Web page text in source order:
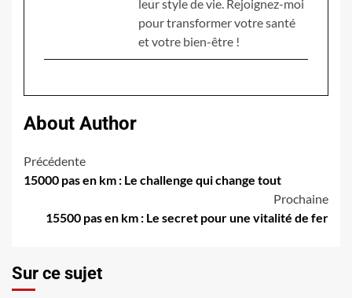
leur style de vie. Rejoignez-moi
pour transformer votre santé
et votre bien-être !
About Author
Navigation
Précédente
15000 pas en km : Le challenge qui change tout
Prochaine
15500 pas en km : Le secret pour une vitalité de fer
Sur ce sujet